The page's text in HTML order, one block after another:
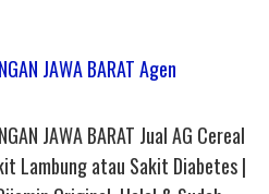
JAWA BARAT Agen
JAWA BARAT Jual AG Cereal
Lambung atau Sakit Diabetes |